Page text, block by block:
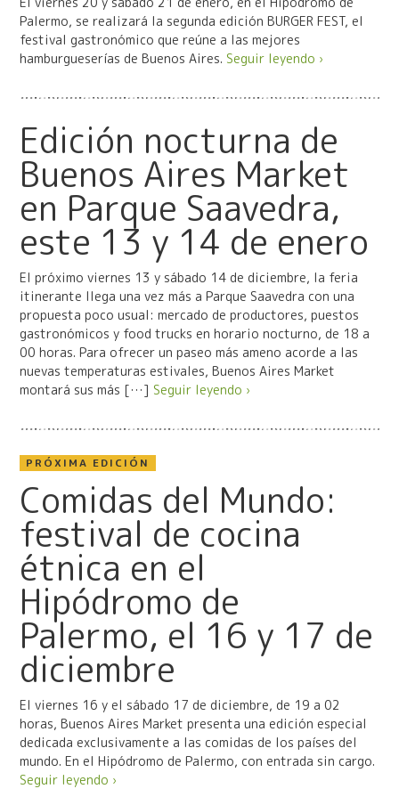
Palermo, se realizará la segunda edición BURGER FEST, el
festival gastronómico que reúne a las mejores
hamburgueserías de Buenos Aires. Seguir leyendo ›
Edición nocturna de
Buenos Aires Market
en Parque Saavedra,
este 13 y 14 de enero
El próximo viernes 13 y sábado 14 de diciembre, la feria
itinerante llega una vez más a Parque Saavedra con una
propuesta poco usual: mercado de productores, puestos
gastronómicos y food trucks en horario nocturno, de 18 a
00 horas. Para ofrecer un paseo más ameno acorde a las
nuevas temperaturas estivales, Buenos Aires Market
montará sus más […] Seguir leyendo ›
PRÓXIMA EDICIÓN
Comidas del Mundo:
festival de cocina
étnica en el
Hipódromo de
Palermo, el 16 y 17 de
diciembre
El viernes 16 y el sábado 17 de diciembre, de 19 a 02
horas, Buenos Aires Market presenta una edición especial
dedicada exclusivamente a las comidas de los países del
mundo. En el Hipódromo de Palermo, con entrada sin cargo.
Seguir leyendo ›